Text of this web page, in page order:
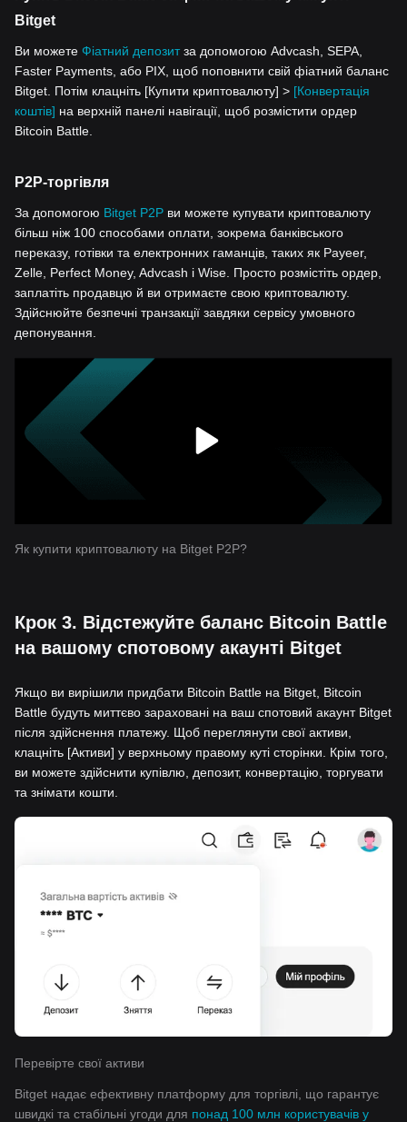
Bitget
Ви можете Фіатний депозитза допомогою Advcash, SEPA,
Faster Payments, або PIX, щоб поповнити свій фіатний баланс
Bitget. Потім клацніть [Купити криптовалюту] > [Конвертація
коштів] на верхній панелі навігації, щоб розмістити ордер
Bitcoin Battle.
P2P-торгівля
За допомогою Bitget P2P ви можете купувати криптовалюту
більш ніж 100 способами оплати, зокрема банківського
переказу, готівки та електронних гаманців, таких як Payeer,
Zelle, Perfect Money, Advcash і Wise. Просто розмістіть ордер,
заплатіть продавцю й ви отримаєте свою криптовалюту.
Здійснюйте безпечні транзакції завдяки сервісу умовного
депонування.
Як купити криптовалюту на Bitget P2P?
Крок 3. Відстежуйте баланс Bitcoin Battle
на вашому спотовому акаунті Bitget
Якщо ви вирішили придбати Bitcoin Battle на Bitget, Bitcoin
Battle будуть миттєво зараховані на ваш спотовий акаунт Bitget
після здійснення платежу. Щоб переглянути свої активи,
клацніть [Активи] у верхньому правому куті сторінки. Крім того,
ви можете здійснити купівлю, депозит, конвертацію, торгувати
та знімати кошти.
Перевірте свої активи
Bitget надає ефективну платформу для торгівлі, що гарантує
швидкі та стабільні угоди для понад 100 млн користувачів у